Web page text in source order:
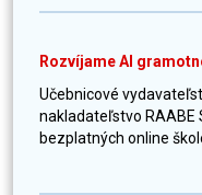
Rozvíjame AI
Učebnicové
nakladateľstvo RAABE
bezplatných online